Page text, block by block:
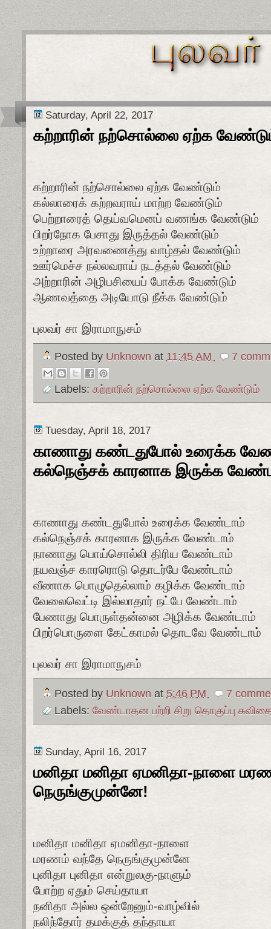
Saturday, April 22, 2017
கற்றாரின் நற்சொல்லை ஏற்க
கற்றாரின் நற்சொல்லை ஏற்க வேண்டும்
கல்லாரைக் கற்றவராய் மாற்ற வேண்டும்
பெற்றாரைத் தெய்வமெனப் வணங்க வேண்டும்
பிறர்நோக பேசாது இருத்தல் வேண்டும்
உற்றாரை அரவணைத்து வாழ்தல் வேண்டும்
ஊர்மெச்ச நல்லவராய் நடத்தல் வேண்டும்
அற்றாரின் அழிபசியைப் போக்க வேண்டும்
ஆணவத்தை அடியோடு நீக்க வேண்டும்
புலவர் சா இராமாநுசம்
Posted by Unknown at 11:45 AM 7
Labels: கற்றாரின் நற்சொல்லை ஏற்க வேண்டும்
Tuesday, April 18, 2017
காணாது கண்டதுபோல் உரைக்க
கல்நெஞ்சக் காரனாக இருக்க
காணாது கண்டதுபோல் உரைக்க வேண்டாம்
கல்நெஞ்சக் காரனாக இருக்க வேண்டாம்
நாணாது பொய்சொல்லி திரிய வேண்டாம்
நயவஞ்ச காரரொடு தொடர்பே வேண்டாம்
வீணாக பொழுதெல்லாம் கழிக்க வேண்டாம்
வேலைவெட்டி இல்லாதார் நட்பே வேண்டாம்
பேணாது பொருள்தன்னை அழிக்க வேண்டாம்
பிறர்பொருளை கேட்காமல் தொடவே வேண்டாம்
புலவர் சா இராமாநுசம்
Posted by Unknown at 5:46 PM
7
Labels: வேண்டாதன பற்றி சிறு தொகுப்பு
Sunday, April 16, 2017
மனிதா மனிதா ஏமனிதா-நாளை
நெருங்குமுன்னே!
மனிதா மனிதா ஏமனிதா-நாளை
மரணம் வந்தே நெருங்குமுன்னே
புனிதா புனிதா என்றுலகு-நாளும்
போற்ற ஏதும் செய்தாயா
நனிதா அல்ல ஒன்றேனும்-வாழ்வில்
நலிந்தோர் தமக்குத் தந்தாயா